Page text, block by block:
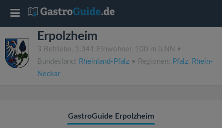
Erpolzheim
3 Betriebe, 1.341 Einwohner, 100 m ü.NN •
Bundesland: Rheinland-Pfalz • Regionen: Pfalz, Rhein-
Neckar
GastroGuide Erpolzheim
T
o
g